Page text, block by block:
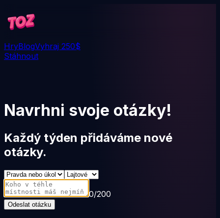
HryBlogVyhraj 250$
Stáhnout
Navrhni svoje otázky!
Každý týden přidáváme nové
otázky.
0/200
Odeslat otázku